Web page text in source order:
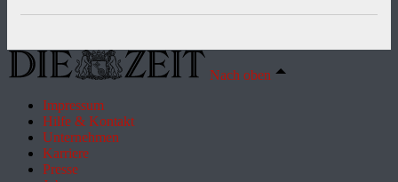
Nach oben
Impressum
Hilfe & Kontakt
Unternehmen
Karriere
Presse